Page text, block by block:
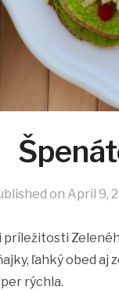
on April 9,
ľahký obed aj
rýchla.